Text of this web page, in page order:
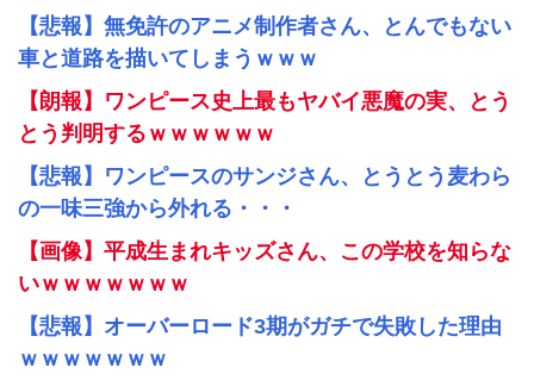
【悲報】無免許のアニメ制作者さん、とんでもない
車と道路を描いてしまうｗｗｗ
【朗報】ワンピース史上最もヤバイ悪魔の実、とう
とう判明するｗｗｗｗｗｗ
【悲報】ワンピースのサンジさん、とうとう麦わら
の一味三強から外れる・・・
【画像】平成生まれキッズさん、この学校を知らな
いｗｗｗｗｗｗｗ
【悲報】オーバーロード3期がガチで失敗した理由
ｗｗｗｗｗｗｗ